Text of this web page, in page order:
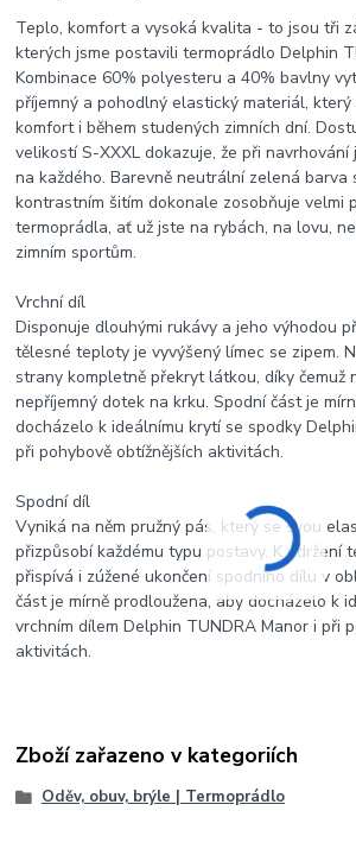
Teplo, komfort a vysoká kvalita - to jsou tři
kterých jsme postavili termoprádlo Delphin
Kombinace 60% polyesteru a 40% bavlny
příjemný a pohodlný elastický materiál,
komfort i během studených zimních dní.
velikostí S-XXXL dokazuje, že při
na každého. Barevně neutrální zelená barva
kontrastním šitím dokonale zosobňuje velmi
termoprádla, ať už jste na rybách, na lovu,
zimním sportům.
Vrchní díl
Disponuje dlouhými rukávy a jeho výhodou
tělesné teploty je vyvýšený límec se zipem.
strany kompletně překryt látkou, díky čemuž
nepříjemný dotek na krku. Spodní část je
docházelo k ideálnímu krytí se spodky
při pohybově obtížnějších aktivitách.
Spodní díl
Vyniká na něm pružný pás, který se svou
přizpůsobí každému typu postavy. K udržení
přispívá i zúžené ukončení spodního dílu v
část je mírně prodloužena, aby docházelo k
vrchním dílem Delphin TUNDRA Manor i při
aktivitách.
Zboží zařazeno v kategoriích
Oděv, obuv, brýle | Termoprádlo